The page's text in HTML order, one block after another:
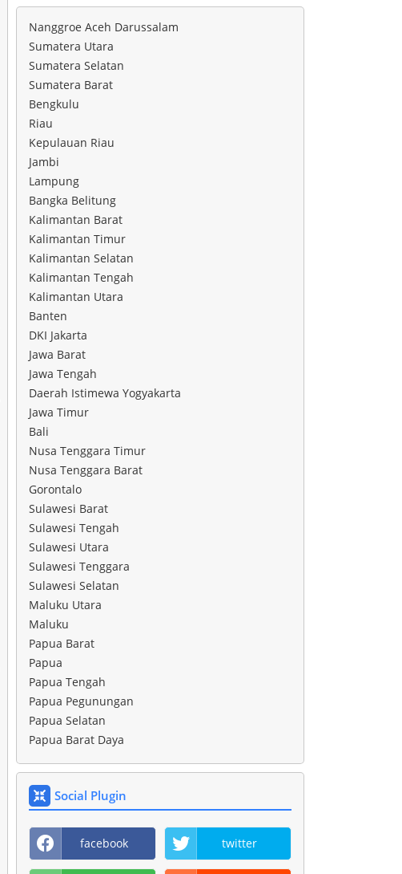
Nanggroe Aceh Darussalam
Sumatera Utara
Sumatera Selatan
Sumatera Barat
Bengkulu
Riau
Kepulauan Riau
Jambi
Lampung
Bangka Belitung
Kalimantan Barat
Kalimantan Timur
Kalimantan Selatan
Kalimantan Tengah
Kalimantan Utara
Banten
DKI Jakarta
Jawa Barat
Jawa Tengah
Daerah Istimewa Yogyakarta
Jawa Timur
Bali
Nusa Tenggara Timur
Nusa Tenggara Barat
Gorontalo
Sulawesi Barat
Sulawesi Tengah
Sulawesi Utara
Sulawesi Tenggara
Sulawesi Selatan
Maluku Utara
Maluku
Papua Barat
Papua
Papua Tengah
Papua Pegunungan
Papua Selatan
Papua Barat Daya
Social Plugin
facebook twitter